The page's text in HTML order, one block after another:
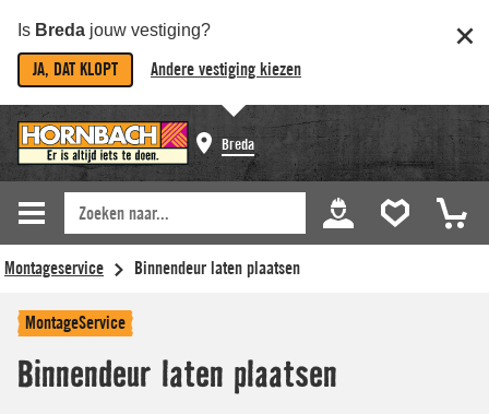
Is Breda jouw vestiging?
JA, DAT KLOPT Andere vestiging kiezen
Breda